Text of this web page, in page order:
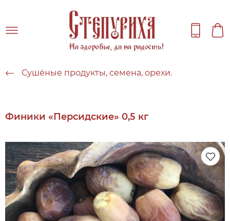
Сушёные продукты, семена, орехи.
Финики «Персидские» 0,5 кг